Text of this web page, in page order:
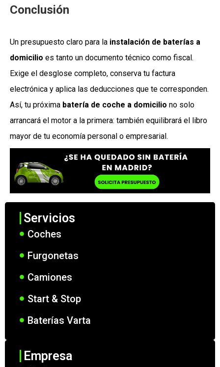
Conclusión
Un presupuesto claro para la instalación de baterías a
domicilio es tanto un documento técnico como fiscal.
Exige el desglose completo, conserva tu factura
electrónica y aplica las deducciones que te corresponden.
Así, tu próxima batería de coche a domicilio no solo
arrancará el motor a la primera: también equilibrará el libro
mayor de tu economía personal o empresarial.
Servicios
Coches
Furgonetas
Camiones
Start & Stop
Baterías Varta
Empresa